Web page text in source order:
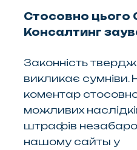
Стосовно цього
Консалтинг
Законність
викликає
коментар
можливих
штрафів
нашому сайты у